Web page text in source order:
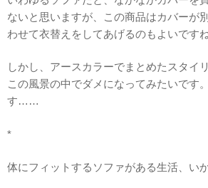
ないと思いますが、この商品はカバーが
わせて衣替えをしてあげるのもよいですね
しかし、アースカラーでまとめたスタイ
この風景の中でダメになってみたいです
す……
*
体にフィットするソファがある生活、い